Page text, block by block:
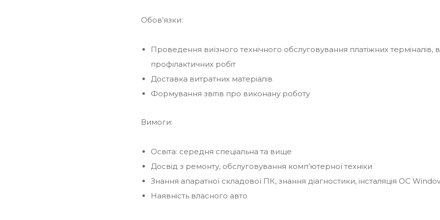
Обов’язки:
Проведення виїзного технічного обслуговування платіжних терміналів,
профілактичних робіт
Доставка витратних матеріалів
Формування звітів про виконану роботу
Вимоги:
Освіта: середня спеціальна та вище
Досвід з ремонту, обслуговування комп’ютерної техніки
Знання апаратної складової ПК, знання діагностики, інсталяція ОС
Наявність власного авто